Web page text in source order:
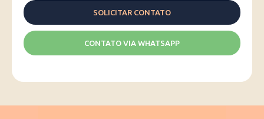
CONTATO VIA WHATSAPP